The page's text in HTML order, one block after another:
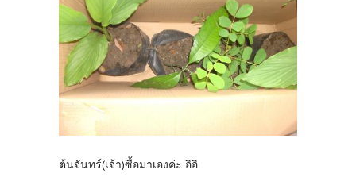
ต้นจันทร์(เจ้า)ซื้อมาเองค่ะ อิอิ